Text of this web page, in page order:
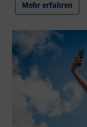
Mehr erfahren